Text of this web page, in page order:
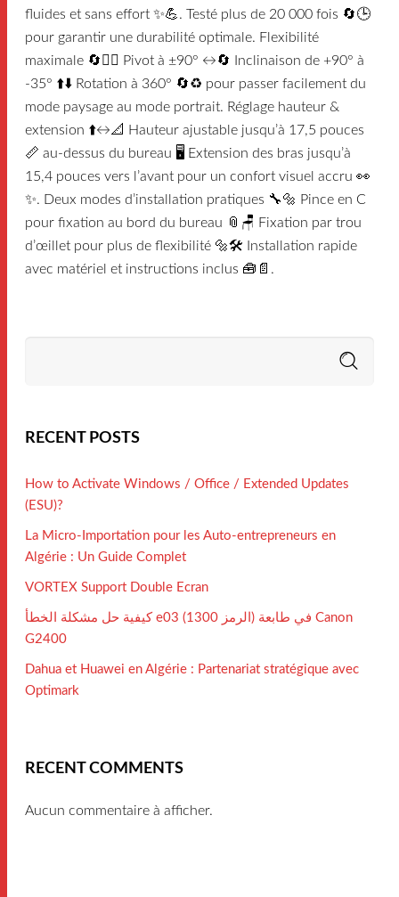
fluides et sans effort ✨💪. Testé plus de 20 000 fois 🔄🕒
pour garantir une durabilité optimale. Flexibilité
maximale 🔄🤸‍♂️ Pivot à ±90° ↔️🔄 Inclinaison de +90° à
-35° ⬆️⬇️ Rotation à 360° 🔄♻️ pour passer facilement du
mode paysage au mode portrait. Réglage hauteur &
extension ⬆️↔️📐 Hauteur ajustable jusqu’à 17,5 pouces
📏 au-dessus du bureau 🖥️ Extension des bras jusqu’à
15,4 pouces vers l’avant pour un confort visuel accru 👀
✨. Deux modes d’installation pratiques 🔧🔩 Pince en C
pour fixation au bord du bureau 📎🪑 Fixation par trou
d’œillet pour plus de flexibilité 🔩🛠️ Installation rapide
avec matériel et instructions inclus 🧰📄.
RECENT POSTS
How to Activate Windows / Office / Extended Updates
(ESU)?
La Micro-Importation pour les Auto-entrepreneurs en
Algérie : Un Guide Complet
VORTEX Support Double Ecran
كيفية حل مشكلة الخطأ e03 (الرمز 1300) في طابعة Canon
G2400
Dahua et Huawei en Algérie : Partenariat stratégique avec
Optimark
RECENT COMMENTS
Aucun commentaire à afficher.